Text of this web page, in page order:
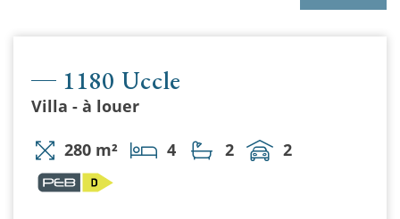
1180 Uccle
Villa - à louer
280 m² 4 2 2